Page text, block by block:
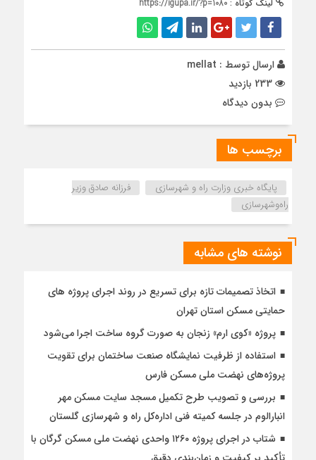
لینک کوتاه : https://igupa.ir/?p=1080
ارسال توسط : mellat
بدون دیدگاه
برچسب ها
پایگاه خبری وزارت راه و شهرسازی
فرزانه صادق وزیر
راه‌وشهرسازی
نوشته های مشابه
اتخاذ تصمیمات تازه برای تسریع در روند اجرای پروژه های
حمایتی مسکن استان تهران
پروژه «کوی ارم» زنجان به صورت گروه ساخت اجرا می‌شود
استفاده از ظرفیت نمایشگاه صنعت ساختمان برای تقویت
پروژه‌های نهضت ملی مسکن فارس
بررسی و تصویب طرح تکمیل مسجد سایت مسکن مهر
انبارالوم در جلسه کمیته فنی اداره‌کل راه و شهرسازی گلستان
شتاب در اجرای پروژه ۱۲۶۰ واحدی نهضت ملی مسکن گرگان با